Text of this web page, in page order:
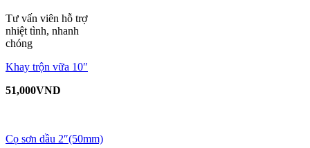
Tư vấn viên hỗ trợ
nhiệt tình, nhanh
chóng
Khay trộn vữa 10″
51,000VND
Cọ sơn dầu 2″(50mm)